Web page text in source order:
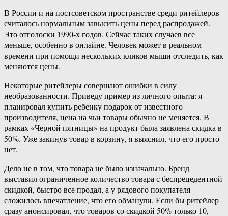
В России и на постсоветском пространстве среди ритейлеров
считалось нормальным завысить цены перед распродажей.
Это отголоски 1990-х годов. Сейчас таких случаев все
меньше, особенно в онлайне. Человек может в реальном
времени при помощи нескольких кликов мыши отследить, как
меняются цены.
Некоторые ритейлеры совершают ошибки в силу
необразованности. Приведу пример из личного опыта: я
планировал купить ребенку подарок от известного
производителя, цена на чьи товары обычно не меняется. В
рамках «Черной пятницы» на продукт была заявлена скидка в
50%. Уже закинув товар в корзину, я выяснил, что его просто
нет.
Дело не в том, что товара не было изначально. Бренд
выставил ограниченное количество товара с беспрецедентной
скидкой, быстро все продал, а у рядового покупателя
сложилось впечатление, что его обманули. Если бы ритейлер
сразу анонсировал, что товаров со скидкой 50% только 10,